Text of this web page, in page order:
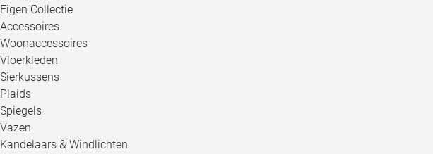
Eigen Collectie
Accessoires
Woonaccessoires
Vloerkleden
Sierkussens
Plaids
Spiegels
Vazen
Kandelaars & Windlichten